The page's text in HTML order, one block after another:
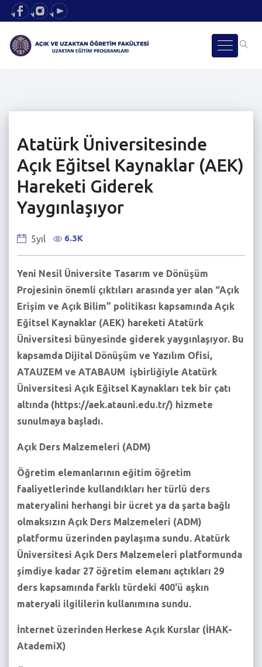
Atatürk Üniversitesinde
Açık Eğitsel Kaynaklar (AEK)
Hareketi Giderek
Yaygınlaşıyor
5yıl 6.3K
Yeni Nesil Üniversite Tasarım ve Dönüşüm
Projesinin önemli çıktıları arasında yer alan “Açık
Erişim ve Açık Bilim” politikası kapsamında Açık
Eğitsel Kaynaklar (AEK) hareketi Atatürk
Üniversitesi bünyesinde giderek yaygınlaşıyor. Bu
kapsamda Dijital Dönüşüm ve Yazılım Ofisi,
ATAUZEM ve ATABAUM işbirliğiyle Atatürk
Üniversitesi Açık Eğitsel Kaynakları tek bir çatı
altında (https://aek.atauni.edu.tr/) hizmete
sunulmaya başladı.
Açık Ders Malzemeleri (ADM)
Öğretim elemanlarının eğitim öğretim
faaliyetlerinde kullandıkları her türlü ders
materyalini herhangi bir ücret ya da şarta bağlı
olmaksızın Açık Ders Malzemeleri (ADM)
platformu üzerinden paylaşıma sundu. Atatürk
Üniversitesi Açık Ders Malzemeleri platformunda
şimdiye kadar 27 öğretim elemanı açtıkları 29
ders kapsamında farklı türdeki 400'ü aşkın
materyali ilgililerin kullanımına sundu.
İnternet üzerinden Herkese Açık Kurslar (İHAK-
AtademiX)